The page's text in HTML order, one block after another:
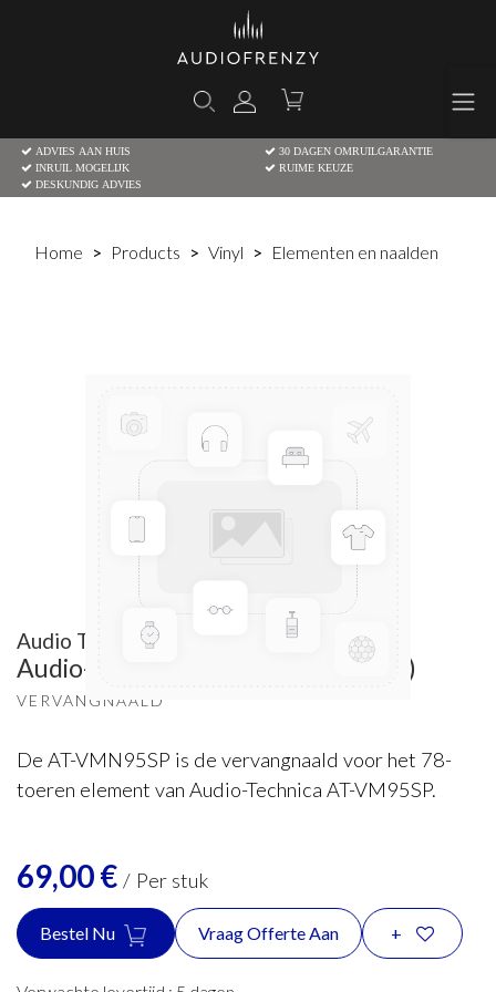
ADVIES AAN HUIS
30 DAGEN OMRUILGARANTIE
INRUIL MOGELIJK
RUIME KEUZE
DESKUNDIG ADVIES
Home Products Vinyl Elementen en naalden
Audio Technica
Audio-Technica AT-VMN95SP (MM)
VERVANGNAALD
De AT-VMN95SP is de vervangnaald voor het 78-
toeren element van Audio-Technica AT-VM95SP.
69,00€ / Per stuk
Bestel Nu Vraag Offerte Aan +